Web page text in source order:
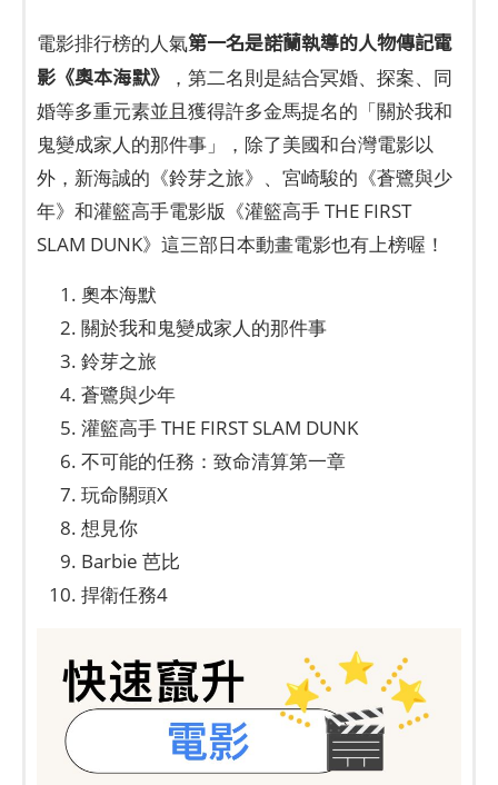
電影排行榜的人氣第一名是諾蘭執導的人物傳記電
影《奧本海默》
，第二名則是結合冥婚、探案、同
婚等多重元素並且獲得許多金馬提名的「關於我和
鬼變成家人的那件事」，除了美國和台灣電影以
外，新海誠的《鈴芽之旅》、宮崎駿的《蒼鷺與少
年》和灌籃高手電影版《灌籃高手 THE FIRST
SLAM DUNK》這三部日本動畫電影也有上榜喔！
奧本海默
關於我和鬼變成家人的那件事
鈴芽之旅
蒼鷺與少年
灌籃高手 THE FIRST SLAM DUNK
不可能的任務：致命清算第一章
玩命關頭X
想見你
Barbie 芭比
捍衛任務4